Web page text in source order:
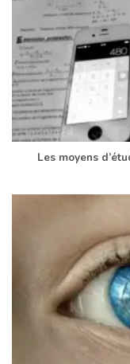
Les moyens